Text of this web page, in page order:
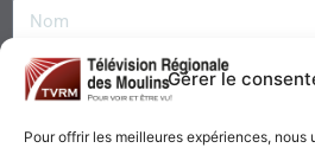
Gérer le
Pour offrir les meilleures expériences,